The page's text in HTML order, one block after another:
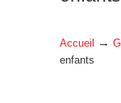
Accueil →
enfants